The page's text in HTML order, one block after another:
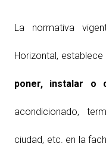
La normativa
Horizontal,
poner, instalar o
acondicionado,
ciudad, etc. en la